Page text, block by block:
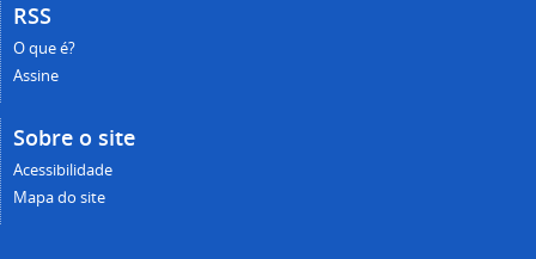
RSS
O que é?
Assine
Sobre o site
Acessibilidade
Mapa do site